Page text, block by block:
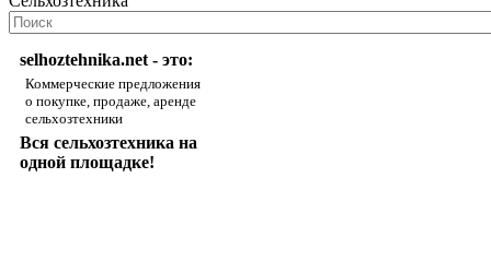
selhoztehnika.net - это:
Коммерческие предложения
о покупке, продаже, аренде
сельхозтехники
Вся сельхозтехника на
одной площадке!